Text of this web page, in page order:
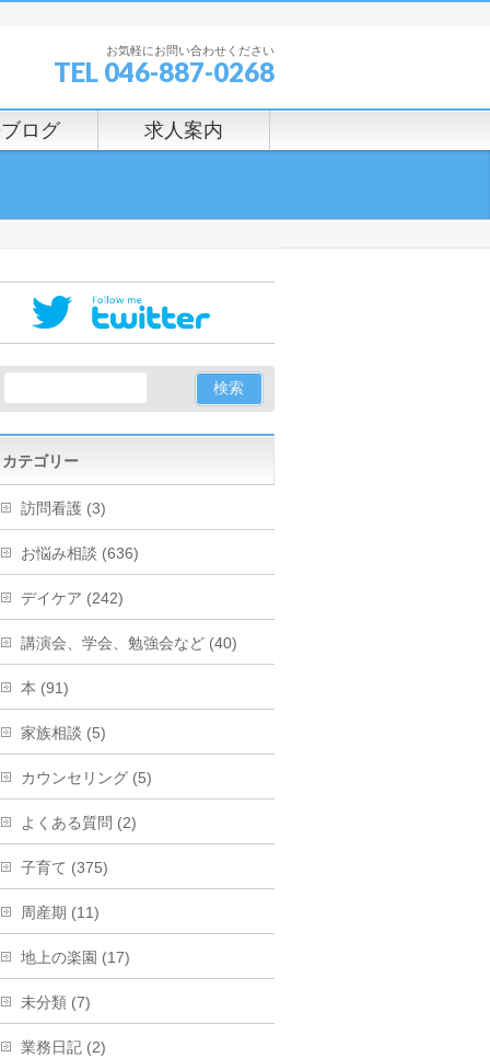
お気軽にお問い合わせください
TEL 046-887-0268
ログ 求人案内
カテゴリー
訪問看護 (3)
お悩み相談 (636)
デイケア (242)
講演会、学会、勉強会など (40)
本 (91)
家族相談 (5)
カウンセリング (5)
よくある質問 (2)
子育て (375)
周産期 (11)
地上の楽園 (17)
未分類 (7)
業務日記 (2)